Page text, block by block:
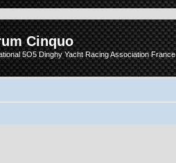
Cinquo
5O5 Dinghy Yacht Racing Association France